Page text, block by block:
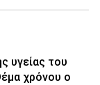
υγείας του
χρόνου ο